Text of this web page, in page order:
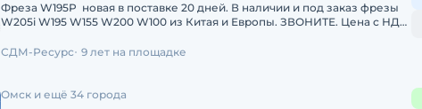
Фреза W195P новая в поставке 20 дней. В наличии и под заказ фрезы
W205i W195 W155 W200 W100 из Китая и Европы. ЗВОНИТЕ. Цена с НДС.
СДМ-Ресурс 9 лет на площадке
Омск и ещё 34 города